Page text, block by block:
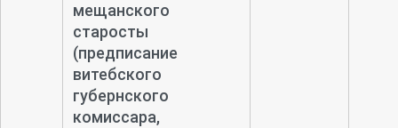
мещанского
старосты
(предписание
витебского
губернского
комиссара,